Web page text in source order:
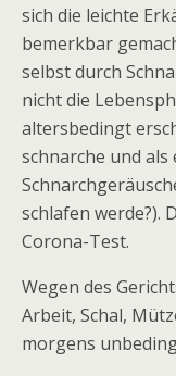
sich die leichte
bemerkbar
selbst durch
nicht die
altersbedingt
schnarche und
schlafen werde?).
Corona-Test.
Wegen des
Arbeit, Schal,
morgens